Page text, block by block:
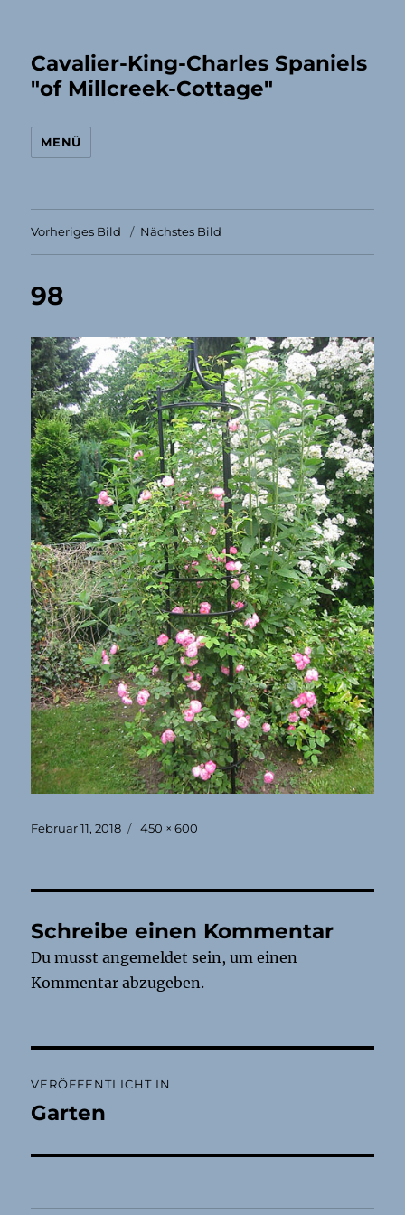
Cavalier-King-Charles Spaniels
"of Millcreek-Cottage"
MENÜ
Vorheriges Bild Nächstes Bild
98
Veröffentlicht
Februar 11, 2018 Originalgröße
450 × 600
Schreibe einen Kommentar
Du musstangemeldet sein, um einen
Kommentar abzugeben.
VERÖFFENTLICHT IN
Garten